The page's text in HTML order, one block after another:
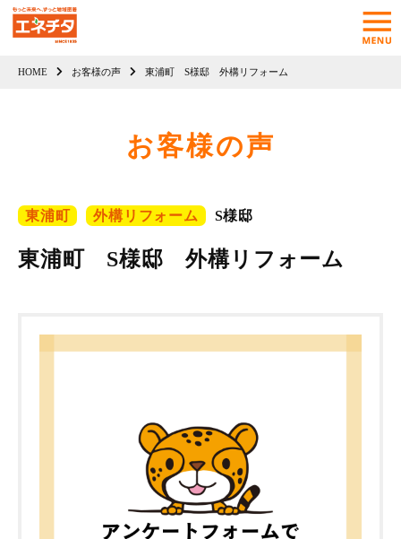
HOME お客様の声 東浦町 S様邸 外構リフォーム
お客様の声
東浦町 外構リフォーム S様邸
東浦町 S様邸 外構リフォーム